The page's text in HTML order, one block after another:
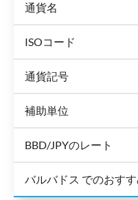
通貨名
ISOコード
通貨記号
補助単位
BBD/JPYのレート
バルバドス でのおす